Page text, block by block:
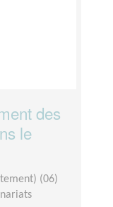
des
le
(06)